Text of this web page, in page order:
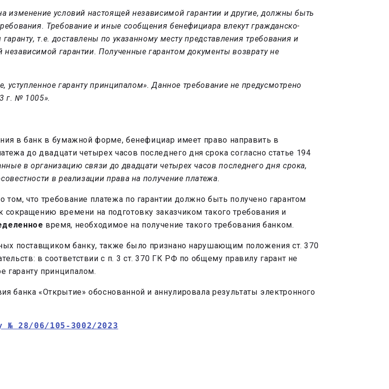
изменение условий настоящей независимой гарантии и другие, должны быть
Требование и иные сообщения бенефициара влекут гражданско-
т.е. доставлены по указанному месту представления требования и
гарантии. Полученные гарантом документы возврату не
уступленное гаранту принципалом». Данное требование не предусмотрено
г. № 1005».
в банк в бумажной форме, бенефициар имеет право направить в
до двадцати четырех часов последнего дня срока согласно статье 194
в организацию связи до двадцати четырех часов последнего дня срока,
в реализации права на получение платежа.
что требование платежа по гарантии должно быть получено гарантом
сокращению времени на подготовку заказчиком такого требования и
время, необходимое на получение такого требования банком.
поставщиком банку, также было признано нарушающим положения ст. 370
в соответствии с п. 3 ст. 370 ГК РФ по общему правилу гарант не
гаранту принципалом.
банка «Открытие» обоснованной и аннулировала результаты электронного
№ 28/06/105-3002/2023